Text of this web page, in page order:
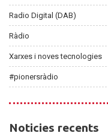
Radio Digital (DAB)
Ràdio
Xarxes i noves tecnologies
#pionersràdio
Noticies
Noticies recents